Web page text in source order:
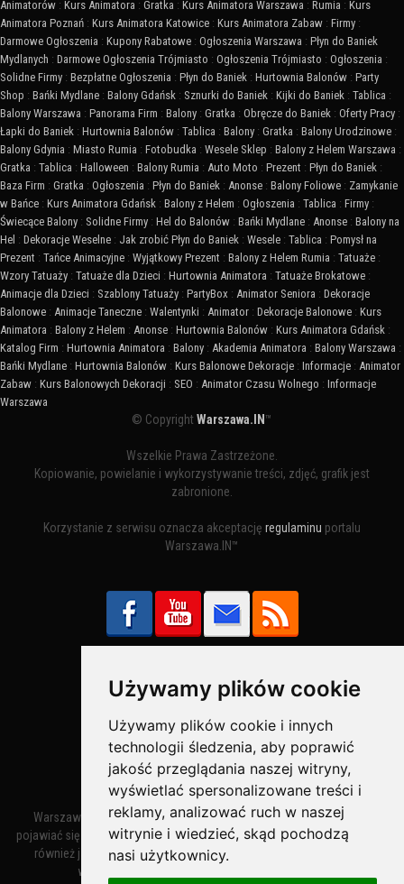
Używamy plików cookie
Używamy plików cookie i innych
technologii śledzenia, aby poprawić
jakość przeglądania naszej witryny,
wyświetlać spersonalizowane treści i
reklamy, analizować ruch w naszej
witrynie i wiedzieć, skąd pochodzą
nasi użytkownicy.
Animatorów : Kurs Animatora : Gratka : Kurs Animatora Warszawa : Rumia : Kurs
Animatora Poznań : Kurs Animatora Katowice : Kurs Animatora Zabaw : Firmy :
Darmowe Ogłoszenia : Kupony Rabatowe : Ogłoszenia Warszawa : Płyn do Baniek
Mydlanych : Darmowe Ogłoszenia Trójmiasto : Ogłoszenia Trójmiasto : Ogłoszenia :
Solidne Firmy : Bezpłatne Ogłoszenia : Płyn do Baniek : Hurtownia Balonów : Party
Shop : Bańki Mydlane : Balony Gdańsk : Sznurki do Baniek : Kijki do Baniek : Tablica :
Balony Warszawa : Panorama Firm : Balony : Gratka : Obręcze do Baniek : Oferty Pracy :
Łapki do Baniek : Hurtownia Balonów : Tablica : Balony : Gratka : Balony Urodzinowe :
Balony Gdynia : Miasto Rumia : Fotobudka : Wesele Sklep : Balony z Helem Warszawa :
Gratka : Tablica : Halloween : Balony Rumia : Auto Moto : Prezent : Płyn do Baniek :
Baza Firm : Gratka : Ogłoszenia : Płyn do Baniek : Anonse : Balony Foliowe : Zamykanie
w Bańce : Kurs Animatora Gdańsk : Balony z Helem : Ogłoszenia : Tablica : Firmy :
Świecące Balony : Solidne Firmy : Hel do Balonów : Bańki Mydlane : Anonse : Balony na
Hel : Dekoracje Weselne : Jak zrobić Płyn do Baniek : Wesele : Tablica : Pomysł na
Prezent : Tańce Animacyjne : Wyjątkowy Prezent : Balony z Helem Rumia : Tatuaże :
Wzory Tatuaży : Tatuaże dla Dzieci : Hurtownia Animatora : Tatuaże Brokatowe :
Animacje dla Dzieci : Szablony Tatuaży : PartyBox : Animator Seniora : Dekoracje
Balonowe : Animacje Taneczne : Walentynki : Animator : Dekoracje Balonowe : Kurs
Animatora : Balony z Helem : Anonse : Hurtownia Balonów : Kurs Animatora Gdańsk :
Katalog Firm : Hurtownia Animatora : Balony : Akademia Animatora : Balony Warszawa :
Bańki Mydlane : Hurtownia Balonów : Kurs Balonowe Dekoracje : Informacje : Animator
Zabaw : Kurs Balonowych Dekoracji : SEO : Animator Czasu Wolnego : Informacje
Warszawa
© CopyrightWarszawa.IN ™
Wszelkie Prawa Zastrzeżone.
Kopiowanie, powielanie i wykorzystywanie treści, zdjęć, grafik jest
zabronione.
Korzystanie z serwisu oznacza akceptację regulaminu portalu
Warszawa.IN™
Bezpieczne Płatności obsługuje:
Warszawa – miasto stołeczne Warszawa. Nazwa miasta zaczęła
pojawiać się w dokumentach w XIV wieku jako Warszewa, a od XV wieku
również jako Warszowa. Zmiana nazwy na Warszawa w XV wieku
wynikała z mazowieckiej wymowy dialektycznej.